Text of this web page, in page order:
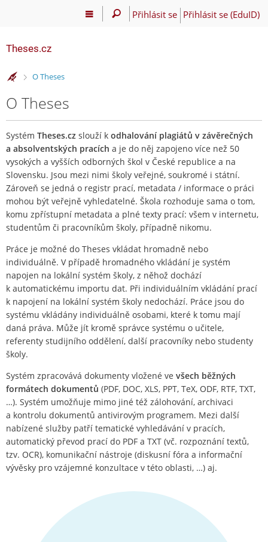
Přihlásit se Přihlásit se (EduID)
Theses.cz
>
O Theses
O Theses
Systém Theses.cz slouží k odhalování plagiátů v závěrečných
a absolventských pracích a je do něj zapojeno více než 50
vysokých a vyšších odborných škol v České republice a na
Slovensku. Jsou mezi nimi školy veřejné, soukromé i státní.
Zároveň se jedná o registr prací, metadata / informace o práci
mohou být veřejně vyhledatelné. Škola rozhoduje sama o tom,
komu zpřístupní metadata a plné texty prací: všem v internetu,
studentům či pracovníkům školy, případně nikomu.
Práce je možné do Theses vkládat hromadně nebo
individuálně. V případě hromadného vkládání je systém
napojen na lokální systém školy, z něhož dochází
k automatickému importu dat. Při individuálním vkládání prací
k napojení na lokální systém školy nedochází. Práce jsou do
systému vkládány individuálně osobami, které k tomu mají
daná práva. Může jít kromě správce systému o učitele,
referenty studijního oddělení, další pracovníky nebo studenty
školy.
Systém zpracovává dokumenty vložené ve všech běžných
formátech dokumentů (PDF, DOC, XLS, PPT, TeX, ODF, RTF, TXT,
…). Systém umožňuje mimo jiné též zálohování, archivaci
a kontrolu dokumentů antivirovým programem. Mezi další
nabízené služby patří tematické vyhledávání v pracích,
automatický převod prací do PDF a TXT (vč. rozpoznání textů,
tzv. OCR), komunikační nástroje (diskusní fóra a informační
vývěsky pro vzájemné konzultace v této oblasti, …) aj.